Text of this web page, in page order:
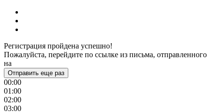
Регистрация пройдена успешно!
Пожалуйста, перейдите по ссылке из письма, отправленного
на
Отправить еще раз
00:00
01:00
02:00
03:00